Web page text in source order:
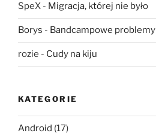
SpeX - Migracja, której nie było
Borys - Bandcampowe problemy
rozie - Cudy na kiju
KATEGORIE
Android (17)